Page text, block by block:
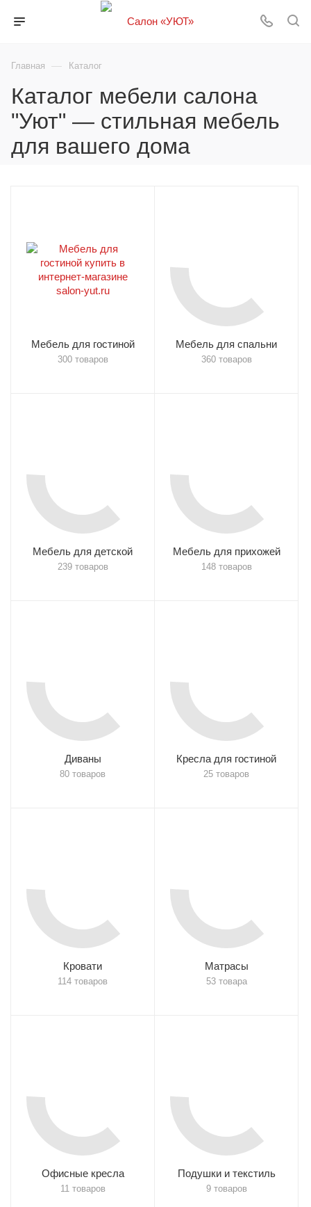
Главная — Каталог
Каталог мебели салона
"Уют" — стильная мебель
для вашего дома
Мебель для гостиной
300 товаров
Мебель для спальни
360 товаров
Мебель для детской
239 товаров
Мебель для прихожей
148 товаров
Диваны
80 товаров
Кресла для гостиной
25 товаров
Кровати
114 товаров
Матрасы
53 товара
Офисные кресла
11 товаров
Подушки и текстиль
9 товаров